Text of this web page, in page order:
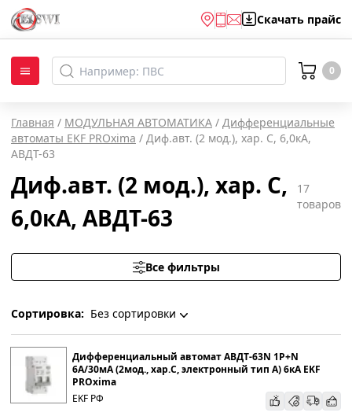
Скачать прайс
0
Главная / МОДУЛЬНАЯ АВТОМАТИКА / Дифференциальные
автоматы EKF PROxima / Диф.авт. (2 мод.), хар. С, 6,0кА,
АВДТ-63
Диф.авт. (2 мод.), хар. С,
6,0кА, АВДТ-63
17
товаров
Все фильтры
Сортировка: Без сортировки
Без сортировки
По наименованию
Дифференциальный автомат АВДТ-63N 1P+N
6А/30мА (2мод., хар.C, электронный тип А) 6кА EKF
PROxima
EKF РФ